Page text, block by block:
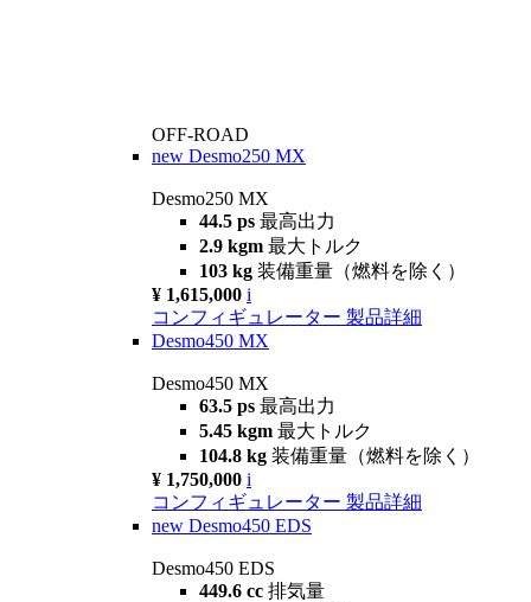
OFF-ROAD
new Desmo250 MX
Desmo250 MX
44.5 ps 最高出力
2.9 kgm 最大トルク
103 kg 装備重量（燃料を除く）
¥ 1,615,000 i
コンフィギュレーター 製品詳細
Desmo450 MX
Desmo450 MX
63.5 ps 最高出力
5.45 kgm 最大トルク
104.8 kg 装備重量（燃料を除く）
¥ 1,750,000 i
コンフィギュレーター 製品詳細
new Desmo450 EDS
Desmo450 EDS
449.6 cc 排気量